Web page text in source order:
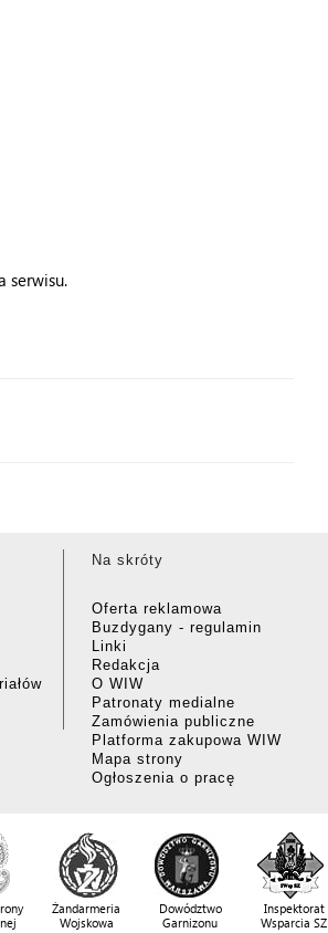
serwisu.
Na skróty
Oferta reklamowa
Buzdygany - regulamin
Linki
Redakcja
O WIW
Patronaty medialne
Zamówienia publiczne
Platforma zakupowa WIW
Mapa strony
Ogłoszenia o pracę
Żandarmeria
Wojskowa
Dowództwo
Garnizonu
Inspektorat
Wsparcia SZ